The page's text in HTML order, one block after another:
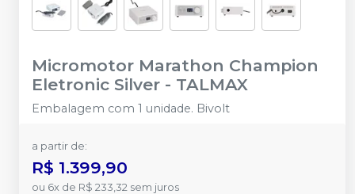
Micromotor Marathon Champion
Eletronic Silver - TALMAX
Embalagem com 1 unidade. Bivolt
a partir de:
R$ 1.399,90
ou 6x de R$ 233,32 sem juros